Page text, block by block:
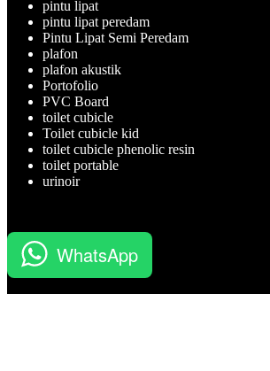
pintu lipat
pintu lipat peredam
Pintu Lipat Semi Peredam
plafon
plafon akustik
Portofolio
PVC Board
toilet cubicle
Toilet cubicle kid
toilet cubicle phenolic resin
toilet portable
urinoir
WhatsApp